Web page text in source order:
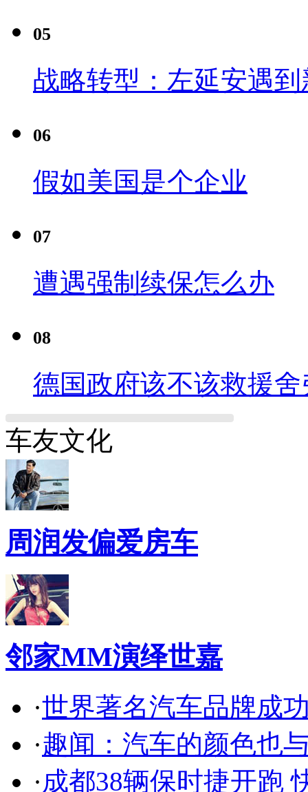
05
战略转型：左延安遇
06
假如美国是个企业
07
遭遇强制续保怎么办
08
德国政府该不该救援舍
车友文化
周润发偏爱房车
邻家MM演绎世嘉
·世界著名汽车品牌成
·趣闻：汽车的颜色也
·成都38辆保时捷开跑